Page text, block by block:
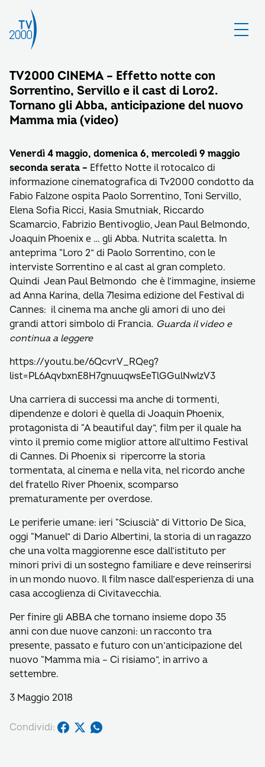
TV2000 CINEMA – Effetto notte con
Sorrentino, Servillo e il cast di Loro2.
Tornano gli Abba, anticipazione del nuovo
Mamma mia (video)
Venerdì 4 maggio, domenica 6, mercoledì 9 maggio
seconda serata – Effetto Notte il rotocalco di
informazione cinematografica di Tv2000 condotto da
Fabio Falzone ospita Paolo Sorrentino, Toni Servillo,
Elena Sofia Ricci, Kasia Smutniak, Riccardo
Scamarcio, Fabrizio Bentivoglio, Jean Paul Belmondo,
Joaquin Phoenix e … gli Abba. Nutrita scaletta. In
anteprima “Loro 2” di Paolo Sorrentino, con le
interviste Sorrentino e al cast al gran completo.
Quindi Jean Paul Belmondo che è l’immagine, insieme
ad Anna Karina, della 71esima edizione del Festival di
Cannes: il cinema ma anche gli amori di uno dei
grandi attori simbolo di Francia. Guarda il video e
continua a leggere
https://youtu.be/6QcvrV_RQeg?
list=PL6AqvbxnE8H7gnuuqwsEeTlGGulNwlzV3
Una carriera di successi ma anche di tormenti,
dipendenze e dolori è quella di Joaquin Phoenix,
protagonista di “A beautiful day”, film per il quale ha
vinto il premio come miglior attore all’ultimo Festival
di Cannes. Di Phoenix si ripercorre la storia
tormentata, al cinema e nella vita, nel ricordo anche
del fratello River Phoenix, scomparso
prematuramente per overdose.
Le periferie umane: ieri “Sciuscià” di Vittorio De Sica,
oggi “Manuel” di Dario Albertini, la storia di un ragazzo
che una volta maggiorenne esce dall’istituto per
minori privi di un sostegno familiare e deve reinserirsi
in un mondo nuovo. Il film nasce dall’esperienza di una
casa accoglienza di Civitavecchia.
Per finire gli ABBA che tornano insieme dopo 35
anni con due nuove canzoni: un racconto tra
presente, passato e futuro con un’anticipazione del
nuovo “Mamma mia – Ci risiamo”, in arrivo a
settembre.
3 Maggio 2018
Condividi: